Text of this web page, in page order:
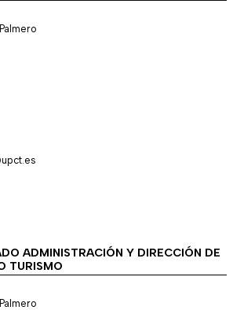
ADMINISTRACIÓN Y DIRECCIÓN DE
TURISMO